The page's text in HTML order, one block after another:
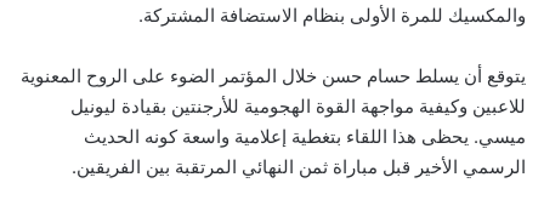
والمكسيك للمرة الأولى بنظام الاستضافة المشتركة.
يتوقع أن يسلط حسام حسن خلال المؤتمر الضوء على الروح المعنوية
للاعبين وكيفية مواجهة القوة الهجومية للأرجنتين بقيادة ليونيل
ميسي. يحظى هذا اللقاء بتغطية إعلامية واسعة كونه الحديث
الرسمي الأخير قبل مباراة ثمن النهائي المرتقبة بين الفريقين.